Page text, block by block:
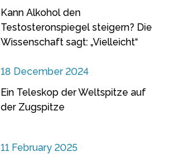
Kann Alkohol den
Testosteronspiegel steigern? Die
Wissenschaft sagt: „Vielleicht“
18 December 2024
Ein Teleskop der Weltspitze auf
der Zugspitze
11 February 2025